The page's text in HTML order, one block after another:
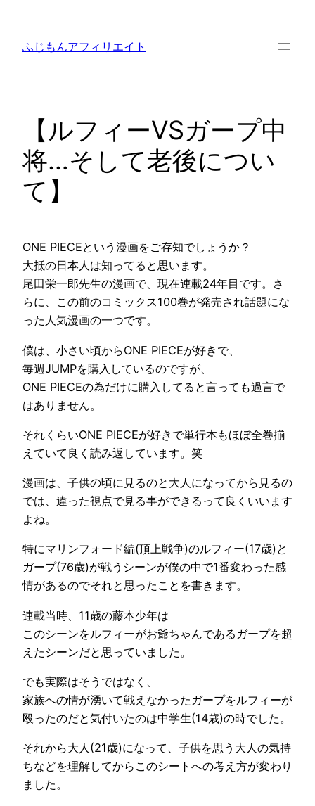
ふじもんアフィリエイト
【ルフィーVSガープ中
将…そして老後につい
て】
ONE PIECEという漫画をご存知でしょうか？
大抵の日本人は知ってると思います。
尾田栄一郎先生の漫画で、現在連載24年目です。さ
らに、この前のコミックス100巻が発売され話題にな
った人気漫画の一つです。
僕は、小さい頃からONE PIECEが好きで、
毎週JUMPを購入しているのですが、
ONE PIECEの為だけに購入してると言っても過言で
はありません。
それくらいONE PIECEが好きで単行本もほぼ全巻揃
えていて良く読み返しています。笑
漫画は、子供の頃に見るのと大人になってから見るの
では、違った視点で見る事ができるって良くいいます
よね。
特にマリンフォード編(頂上戦争)のルフィー(17歳)と
ガープ(76歳)が戦うシーンが僕の中で1番変わった感
情があるのでそれと思ったことを書きます。
連載当時、11歳の藤本少年は
このシーンをルフィーがお爺ちゃんであるガープを超
えたシーンだと思っていました。
でも実際はそうではなく、
家族への情が湧いて戦えなかったガープをルフィーが
殴ったのだと気付いたのは中学生(14歳)の時でした。
それから大人(21歳)になって、子供を思う大人の気持
ちなどを理解してからこのシートへの考え方が変わり
ました。